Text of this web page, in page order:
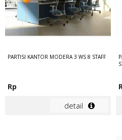
PARTISI KANTOR MODERA 3 WS 8 STAFF
Rp
detail